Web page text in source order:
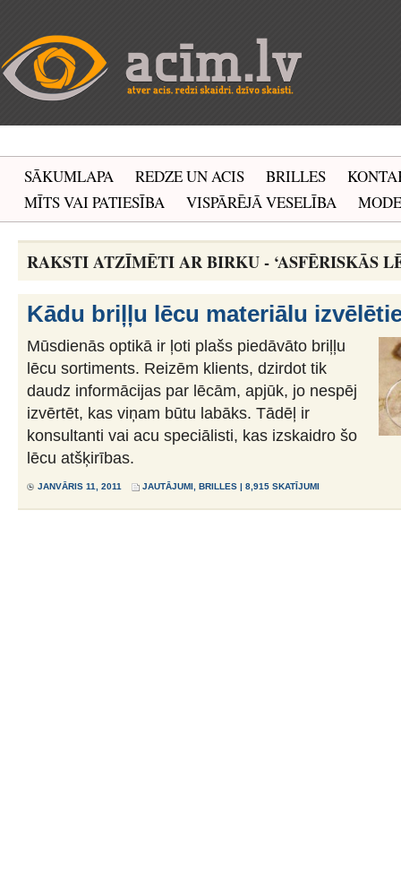
SĀKUMLAPA REDZE UN ACIS BRILLES
MĪTS VAI PATIESĪBA
VISPĀRĒJĀ VESELĪBA MODE
RAKSTI ATZĪMĒTI AR BIRKU - ‘ASFĒRISKĀS
Kādu briļļu lēcu materiālu
Mūsdienās optikā ir ļoti plašs piedāvāto briļļu
lēcu sortiments. Reizēm klients, dzirdot tik
daudz informācijas par lēcām, apjūk, jo nespēj
izvērtēt, kas viņam būtu labāks. Tādēļ ir
konsultanti vai acu speciālisti, kas izskaidro šo
lēcu atšķirības.
JANVĀRIS 11, 2011 JAUTĀJUMI BRILLES | 8,915 SKATĪJUMI